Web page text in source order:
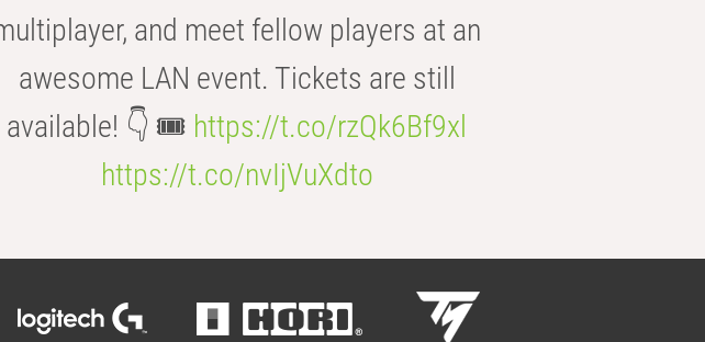
and meet fellow players at an
awesome LAN event. Tickets are still
available! 👇 🎟️ https://t.co/rzQk6Bf9xl
https://t.co/nvIjVuXdto